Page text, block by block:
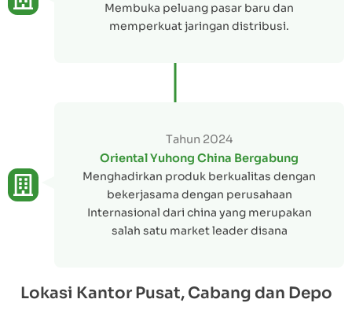
Membuka peluang pasar baru dan
memperkuat jaringan distribusi.
Tahun 2024
Oriental Yuhong China Bergabung
Menghadirkan produk berkualitas dengan
bekerjasama dengan perusahaan
Internasional dari china yang merupakan
salah satu market leader disana
Lokasi Kantor Pusat, Cabang dan Depo